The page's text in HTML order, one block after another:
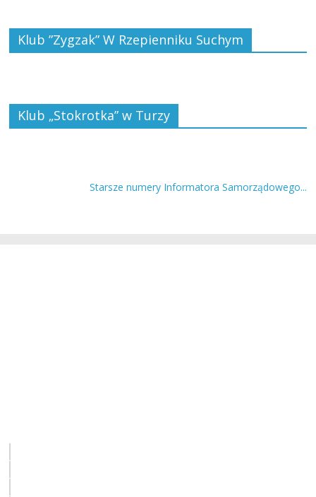
Klub ”Zygzak” W Rzepienniku Suchym
Klub „Stokrotka” w Turzy
Starsze numery Informatora Samorządowego...